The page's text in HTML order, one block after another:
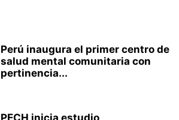
Perú inaugura el primer centro de
salud mental comunitaria con
pertinencia...